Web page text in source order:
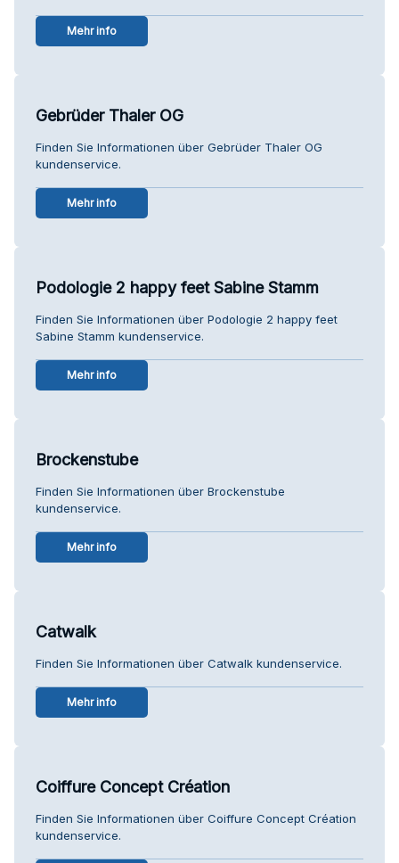
Mehr info
Gebrüder Thaler OG
Finden Sie Informationen über Gebrüder Thaler OG
kundenservice.
Mehr info
Podologie 2 happy feet Sabine Stamm
Finden Sie Informationen über Podologie 2 happy feet
Sabine Stamm kundenservice.
Mehr info
Brockenstube
Finden Sie Informationen über Brockenstube
kundenservice.
Mehr info
Catwalk
Finden Sie Informationen über Catwalk kundenservice.
Mehr info
Coiffure Concept Création
Finden Sie Informationen über Coiffure Concept Création
kundenservice.